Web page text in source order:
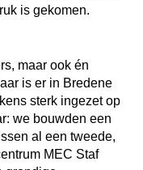
is gekomen.
maar ook én
is er in Bredene
sterk ingezet op
we bouwden een
al een tweede,
MEC Staf